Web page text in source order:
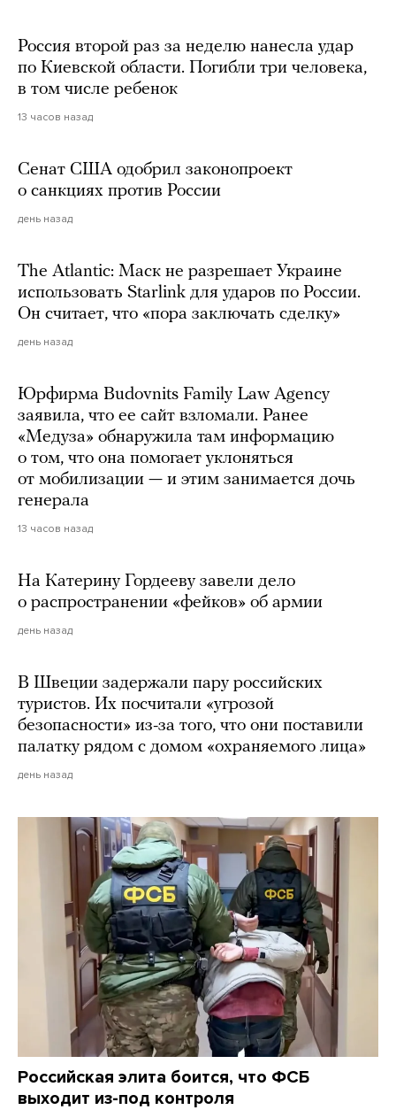
Россия второй раз за неделю нанесла удар
по Киевской области. Погибли три человека,
в том числе ребенок
13 часов назад
Сенат США одобрил законопроект
о санкциях против России
день назад
The Atlantic: Маск не разрешает Украине
использовать Starlink для ударов по России.
Он считает, что «пора заключать сделку»
день назад
Юрфирма Budovnits Family Law Agency
заявила, что ее сайт взломали. Ранее
«Медуза» обнаружила там информацию
о том, что она помогает уклоняться
от мобилизации — и этим занимается дочь
генерала
13 часов назад
На Катерину Гордееву завели дело
о распространении «фейков» об армии
день назад
В Швеции задержали пару российских
туристов. Их посчитали «угрозой
безопасности» из-за того, что они поставили
палатку рядом с домом «охраняемого лица»
день назад
Российская элита боится, что ФСБ
выходит из-под контроля